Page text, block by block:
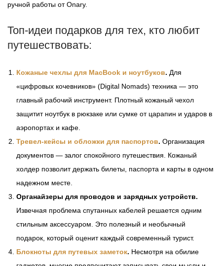
ручной работы от Onary.
Топ-идеи подарков для тех, кто любит
путешествовать:
Кожаные чехлы для MacBook и ноутбуков. Для
«цифровых кочевников» (Digital Nomads) техника — это
главный рабочий инструмент. Плотный кожаный чехол
защитит ноутбук в рюкзаке или сумке от царапин и ударов в
аэропортах и кафе.
Тревел-кейсы и обложки для паспортов. Организация
документов — залог спокойного путешествия. Кожаный
холдер позволит держать билеты, паспорта и карты в одном
надежном месте.
Органайзеры для проводов и зарядных устройств.
Извечная проблема спутанных кабелей решается одним
стильным аксессуаром. Это полезный и необычный
подарок, который оценит каждый современный турист.
Блокноты для путевых заметок. Несмотря на обилие